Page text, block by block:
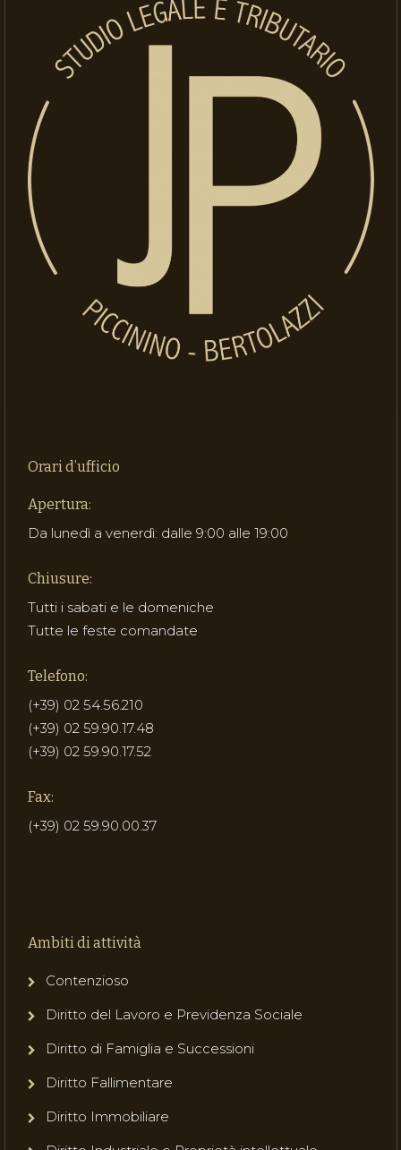
Orari d’ufficio
Apertura:
Da lunedì a venerdì: dalle 9:00 alle 19:00
Chiusure:
Tutti i sabati e le domeniche
Tutte le feste comandate
Telefono:
(+39) 02 54.56.210
(+39) 02 59.90.17.48
(+39) 02 59.90.17.52
Fax:
(+39) 02 59.90.00.37
Ambiti di attività
Contenzioso
Diritto del Lavoro e Previdenza Sociale
Diritto di Famiglia e Successioni
Diritto Fallimentare
Diritto Immobiliare